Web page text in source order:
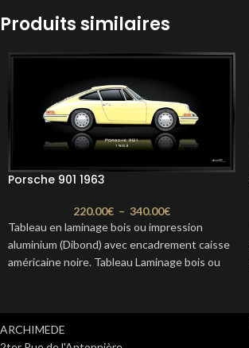
Produits similaires
Porsche 901 1963
220.00€ – 340.00€
Tableau en laminage bois ou impression
aluminium (Dibond) avec encadrement caisse
américaine noire. Tableau Laminage bois ou
semaines
ARCHIMEDE